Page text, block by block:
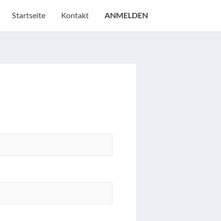
Startseite Kontakt ANMELDEN